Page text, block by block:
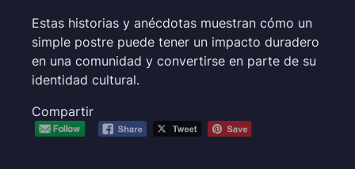
Estas historias y anécdotas muestran cómo un
simple postre puede tener un impacto duradero
en una comunidad y convertirse en parte de su
identidad cultural.
Compartir